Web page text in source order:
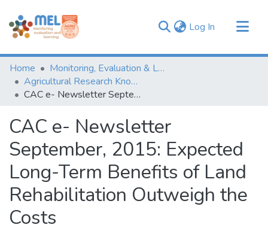
Log In (current)
Communities & Collections
Browse
Statistics
Home
Monitoring, Evaluation & Learning Repository
Agricultural Research Knowledge
CAC e- Newsletter September, 2015: Expected Long-Term Benefits of Land Rehabilitation Outweigh the Costs
CAC e- Newsletter
September, 2015: Expected
Long-Term Benefits of Land
Rehabilitation Outweigh the
Costs